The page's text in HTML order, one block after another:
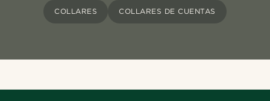
COLLARES COLLARES DE CUENTAS